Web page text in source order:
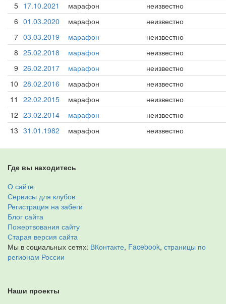
5 17.10.2021 марафон
неизвестно
6 01.03.2020 марафон
неизвестно
7 03.03.2019 марафон
неизвестно
8 25.02.2018 марафон
неизвестно
9 26.02.2017 марафон
неизвестно
10 28.02.2016 марафон
неизвестно
11
22.02.2015 марафон
неизвестно
12 23.02.2014 марафон
неизвестно
13 31.01.1982 марафон неизвестно
Где вы находитесь
О сайте
Сервисы для клубов
Регистрация на забеги
Блог сайта
Пожертвования сайту
Старая версия сайта
Мы в социальных сетях: ВКонтакте, Facebook, страницы по
регионам России
Наши проекты